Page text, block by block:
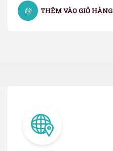
THÊM VÀO GIỎ HÀNG